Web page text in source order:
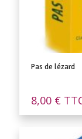
Pas de lézard
8,00 €